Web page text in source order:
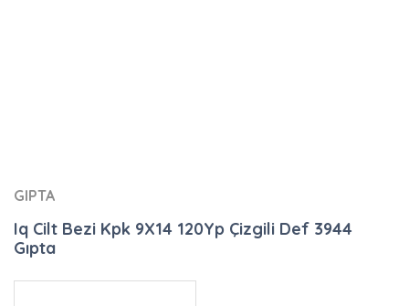
GIPTA
Iq Cilt Bezi Kpk 9X14 120Yp Çizgili Def 3944
Gıpta